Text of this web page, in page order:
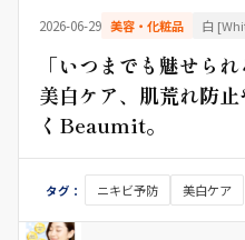
2026-06-29 美容・化粧品 白
「いつまでも魅せら
美白ケア、肌荒れ防
くBeaumit。
タグ： ニキビ予防 美白ケア